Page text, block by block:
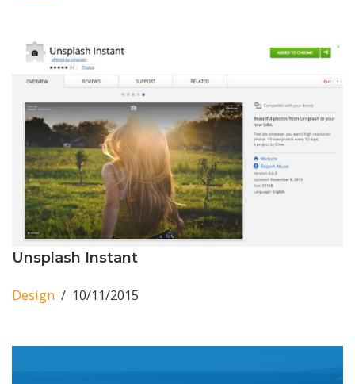
Unsplash Instant
Design 10/11/2015